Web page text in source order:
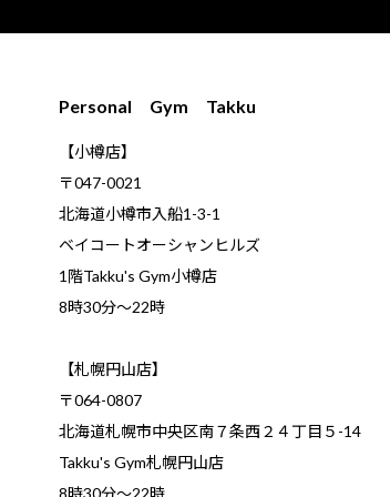
Personal Gym Takku
【小樽店】
〒047-0021
北海道小樽市入船1-3-1
ベイコートオーシャンヒルズ
1階Takku's Gym小樽店
​8時30分～22時
【札幌円山店】
〒064-0807
北海道札幌市中央区南７条西２４丁目５-14
Takku's Gym札幌円山店
8時30分～22時